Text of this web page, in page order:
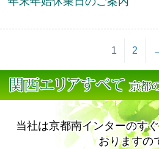
1 2
当社は京都南インターのす
おりますの